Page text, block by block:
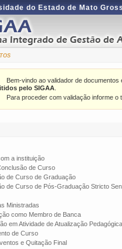
do Estado de Mato
Bem-vindo ao validador de
pelo SIGAA
Para proceder com validação informe o
a instituição
de Curso
de Curso de Graduação
de Curso de Pós-Graduação Stricto
Ministradas
como Membro de Banca
em Atividade de Atualização Pedagógica
de Curso
e Quitação Final